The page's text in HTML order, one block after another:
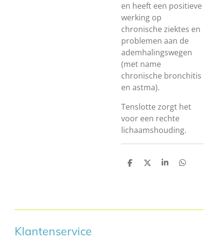
en heeft een positieve
werking op
chronische ziektes en
problemen aan de
ademhalingswegen
(met name
chronische bronchitis
en astma).
Tenslotte zorgt het
voor een rechte
lichaamshouding.
D
D
S
D
Klantenservice